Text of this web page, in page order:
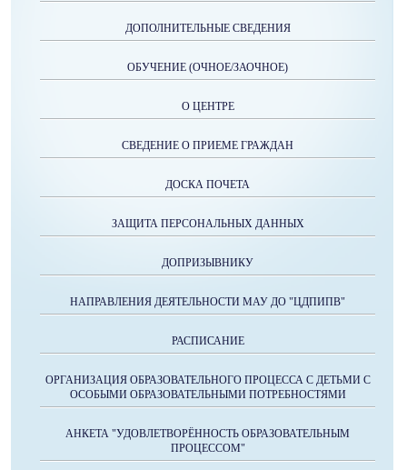
ДОПОЛНИТЕЛЬНЫЕ СВЕДЕНИЯ
ОБУЧЕНИЕ (ОЧНОЕ/ЗАОЧНОЕ)
О ЦЕНТРЕ
СВЕДЕНИЕ О ПРИЕМЕ ГРАЖДАН
ДОСКА ПОЧЕТА
ЗАЩИТА ПЕРСОНАЛЬНЫХ ДАННЫХ
ДОПРИЗЫВНИКУ
НАПРАВЛЕНИЯ ДЕЯТЕЛЬНОСТИ МАУ ДО "ЦДПИПВ"
РАСПИСАНИЕ
ОРГАНИЗАЦИЯ ОБРАЗОВАТЕЛЬНОГО ПРОЦЕССА С ДЕТЬМИ С
ОСОБЫМИ ОБРАЗОВАТЕЛЬНЫМИ ПОТРЕБНОСТЯМИ
АНКЕТА "УДОВЛЕТВОРЁННОСТЬ ОБРАЗОВАТЕЛЬНЫМ
ПРОЦЕССОМ"